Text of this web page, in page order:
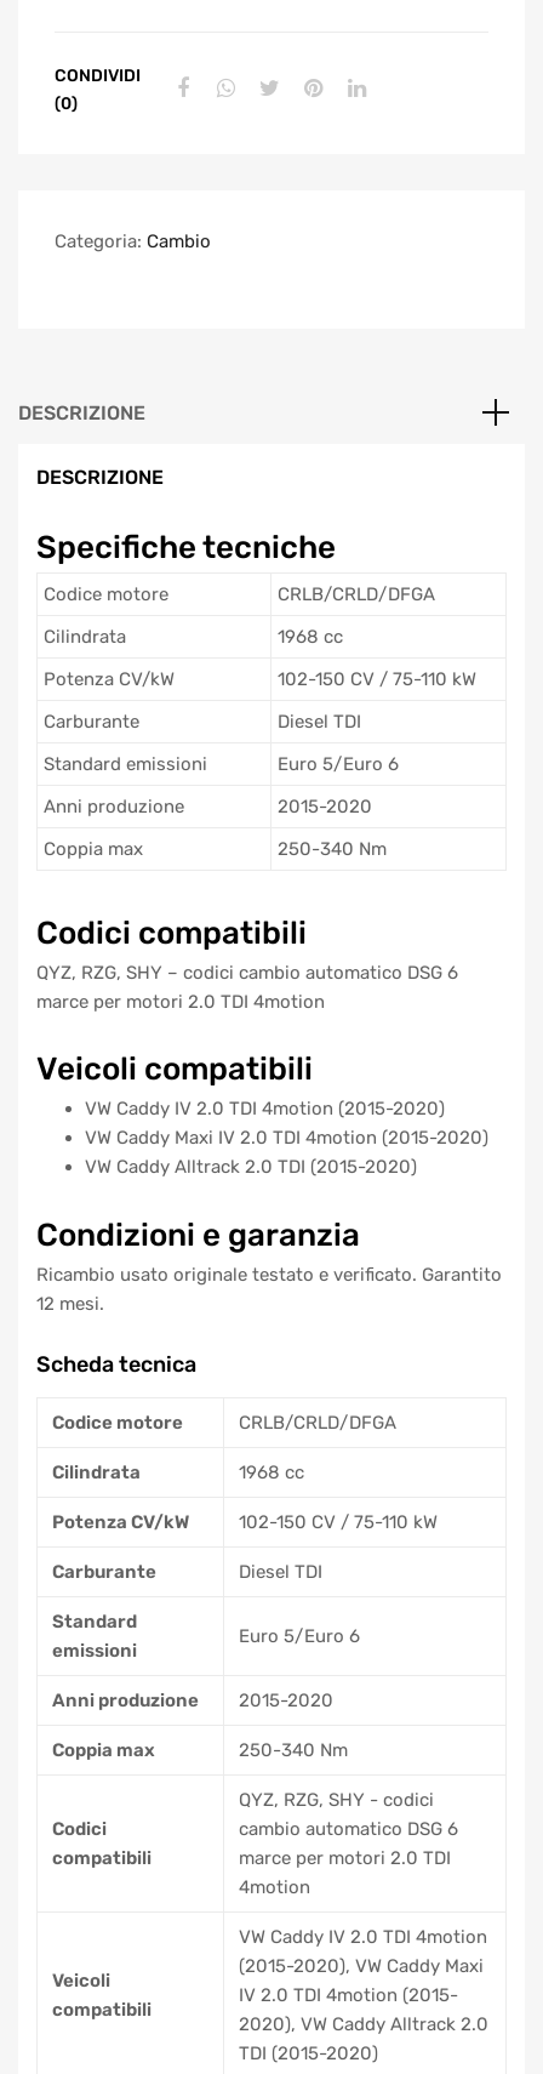
CONDIVIDI
(0)
Categoria: Cambio
DESCRIZIONE
DESCRIZIONE
Specifiche tecniche
Codice motore
CRLB/CRLD/DFGA
Cilindrata
1968 cc
Potenza CV/kW
102-150 CV / 75-110 kW
Carburante
Diesel TDI
Standard emissioni
Euro 5/Euro 6
Anni produzione
2015-2020
Coppia max
250-340 Nm
Codici compatibili
QYZ, RZG, SHY – codici cambio automatico DSG 6
marce per motori 2.0 TDI 4motion
Veicoli compatibili
VW Caddy IV 2.0 TDI 4motion (2015-2020)
VW Caddy Maxi IV 2.0 TDI 4motion (2015-2020)
VW Caddy Alltrack 2.0 TDI (2015-2020)
Condizioni e garanzia
Ricambio usato originale testato e verificato. Garantito
12 mesi.
Scheda tecnica
Codice motore CRLB/CRLD/DFGA
Cilindrata 1968 cc
Potenza CV/kW 102-150 CV / 75-110 kW
Carburante Diesel TDI
Standard
emissioni
Euro 5/Euro 6
Anni produzione 2015-2020
Coppia max 250-340 Nm
Codici
compatibili
QYZ, RZG, SHY - codici
cambio automatico DSG 6
marce per motori 2.0 TDI
4motion
Veicoli
compatibili
VW Caddy IV 2.0 TDI 4motion
(2015-2020), VW Caddy Maxi
IV 2.0 TDI 4motion (2015-
2020), VW Caddy Alltrack 2.0
TDI (2015-2020)